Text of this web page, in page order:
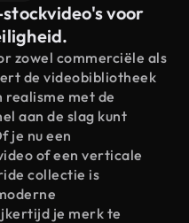
voor
zowel commerciële als
de videobibliotheek
met de
aan de slag kunt
je nu een
of een verticale
collectie is
je merk te